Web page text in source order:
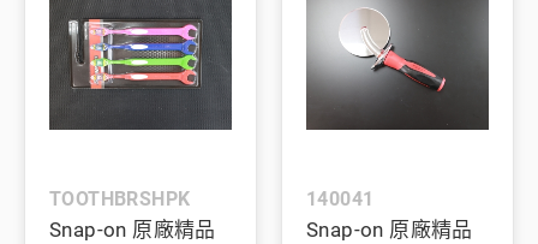
TOOTHBRSHPK
Snap-on 原廠精品
140041
Snap-on 原廠精品